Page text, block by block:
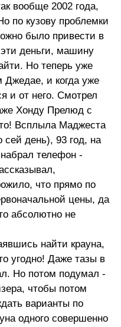
вообще 2002 года,
по кузову проблемки
было привести в
деньги, машину
Но теперь уже
Джедае, и когда уже
и от него. Смотрел
Хонду Прелюд с
Всплыла Маджеста
сей день), 93 год, на
телефон -
что прямо по
цены, да
абсолютно не
найти крауна,
угодно! Даже тазы в
Но потом подумал -
чтобы потом
варианты по
одного совершенно